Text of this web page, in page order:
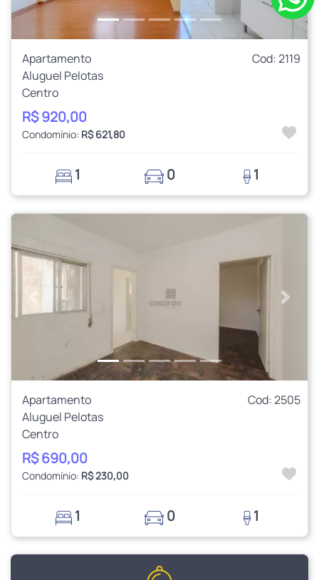
Apartamento
Cod: 2119
Aluguel Pelotas
Centro
R$ 920,00
Condomínio: R$ 621,80
1 0 1
Anterior
Apartamento
Cod: 2505
Aluguel Pelotas
Centro
R$ 690,00
Condomínio: R$ 230,00
1 0 1